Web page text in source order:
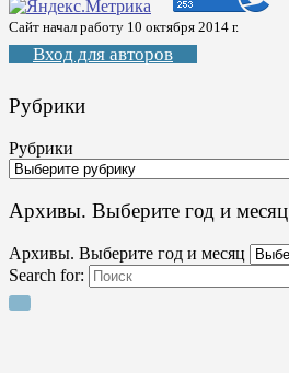
Сайт начал работу 10 октября 2014 г.
Вход для авторов
Рубрики
Рубрики
Архивы. Выберите год и месяц
Архивы. Выберите год и месяц
Search for: